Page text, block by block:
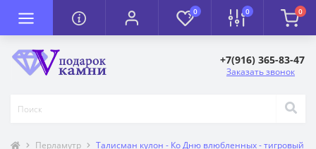
0 0 0
+7(916) 365-83-47
Заказать звонок
Перламутр Талисман кулон - Ко Дню влюбленных - тигровый